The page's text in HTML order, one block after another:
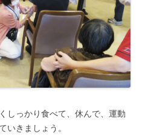
しっかり食べて、休んで、運動
いきましょう。